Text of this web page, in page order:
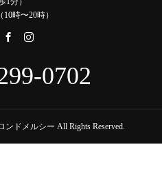
時〜20時）
0702
ドメルシー All Rights Reserved.